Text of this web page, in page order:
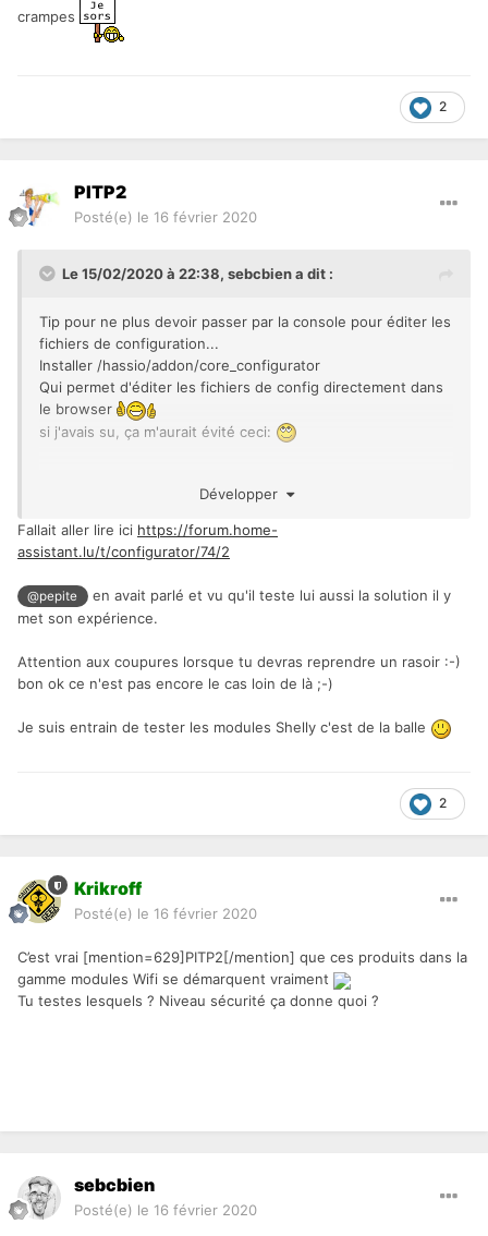
crampes
2
PITP2
Posté(e) le 16 février 2020
Le 15/02/2020 à 22:38, sebcbiena dit :
Tip pour ne plus devoir passer par la console pour éditer les
fichiers de configuration...
Installer /hassio/addon/core_configurator
Qui permet d'éditer les fichiers de config directement dans
le browser
si j'avais su, ça m'aurait évité ceci:
contre... pour pas aider, le service BMW a modifié son
authentification
Développer
Fallait aller lire ici https://forum.home-
assistant.lu/t/configurator/74/2
@pepite
en avait parlé et vu qu'il teste lui aussi la solution il y
met son expérience.
Attention aux coupures lorsque tu devras reprendre un rasoir :-)
bon ok ce n'est pas encore le cas loin de là ;-)
Je suis entrain de tester les modules Shelly c'est de la balle
2
Krikroff
Posté(e) le 16 février 2020
C’est vrai [mention=629]PITP2[/mention] que ces produits dans la
gamme modules Wifi se démarquent vraiment
Tu testes lesquels ? Niveau sécurité ça donne quoi ?
sebcbien
Posté(e) le 16 février 2020